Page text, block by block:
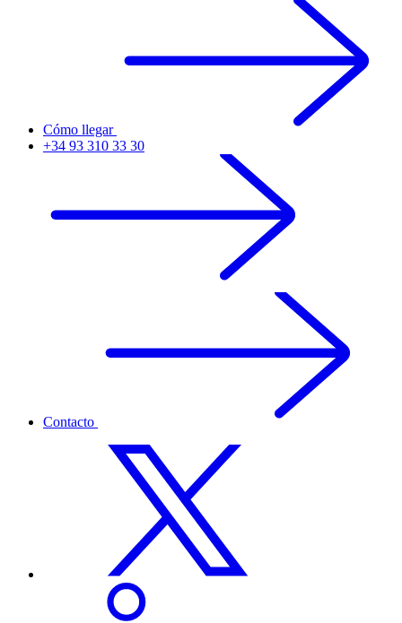
Cómo llegar
+34 93 310 33 30
Contacto